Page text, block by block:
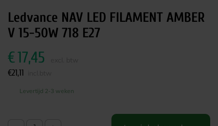
Ledvance NAV LED FILAMENT AMBER
V 15-50W 718 E27
€17,45
€21,11
Levertijd 2-3 weken